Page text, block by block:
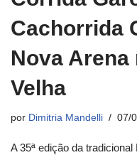
Cachorrida
Nova Arena
Velha
por Dimitria Mandelli 07/
A 35ª edição da